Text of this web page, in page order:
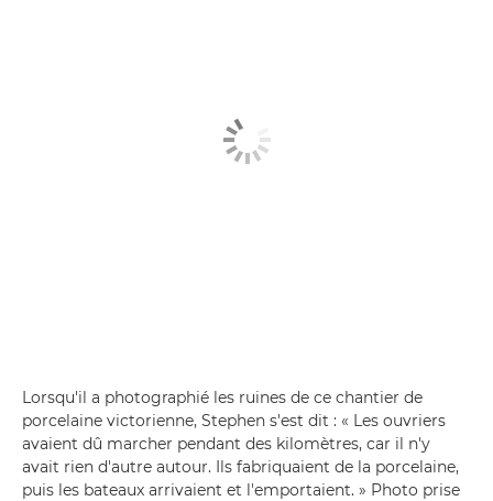
Lorsqu'il a photographié les ruines de ce chantier de
porcelaine victorienne, Stephen s'est dit : « Les ouvriers
avaient dû marcher pendant des kilomètres, car il n'y
avait rien d'autre autour. Ils fabriquaient de la porcelaine,
puis les bateaux arrivaient et l'emportaient. » Photo prise